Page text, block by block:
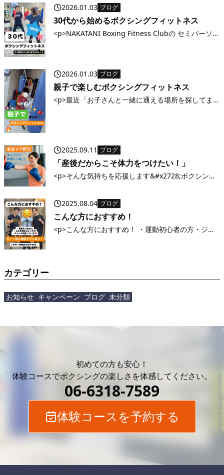
自信がない・ジムってハードルが高そう・続けられ
るか不安 実は、当ジムに来られる方のほとんどが“運
動初心者”です。 最初はみなさん [&hellip;]</p>
2026.01.03 ブログ
30代から始めるボクシングフィットネス
<p>NAKATANI Boxing Fitness Clubの セミパーソナ
2026.01.03 ブログ
親子で楽しむボクシングフィットネス
<p>最近「お子さんと一緒に通える場所を探してま
2025.09.11 ブログ
「産後だからこそ体力をつけたい！」
<p>そんな気持ちを応援します&#x2728;ボクシング
方も大歓迎！まずは気軽に体験レッスンへ
&#x1f60a; NAKAT [&hellip;]</p>
2025.08.04 ブログ
こんな方におすすめ！
<p>こんな方におすすめ！ ・運動初心者の方・ジム
カテゴリー
お知らせ キャンペーン ブログ 未分類
初めての方も安心！
体験コースでボクシングの楽しさを体感してください。
06-6318-7589
体験コースを予約する